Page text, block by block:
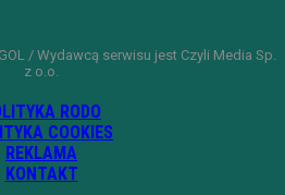
/ Wydawcą serwisu jest Czyli Media Sp.
z o.o.
RODO
COOKIES
REKLAMA
KONTAKT